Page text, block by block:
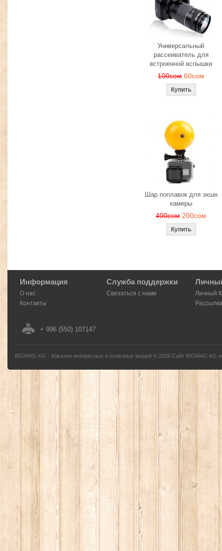
Универсальный
рассеиватель для
встроенной вспышки
100сом 60сом
Шар поплавок для экшн
камеры
400сом 200сом
Информация
О нас
Контакты
Служба поддержки
Связаться с нами
Личный
Рассылка
+ 996 (550) 107147
BIGMAG.KG - Магазин интересных и полезных вещей © 2026 Сайт BIGMAG.KG
без письменного разрешения автора - запрещено, и будет преследоваться по